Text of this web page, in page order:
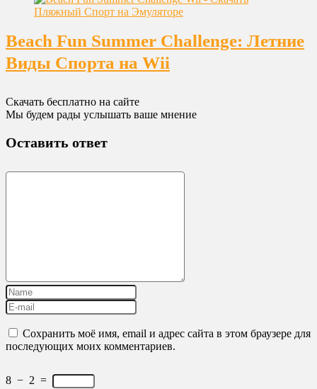
Beach Fun Summer Challenge: Летние
Виды Спорта на Wii
Скачать бесплатно на сайте
Мы будем рады услышать ваше мнение
Оставить ответ
Сохранить моё имя, email и адрес сайта в этом браузере для
последующих моих комментариев.
8 − 2 =